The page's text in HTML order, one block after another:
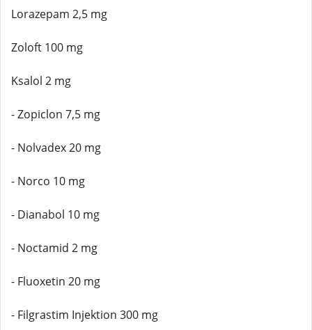
Lorazepam 2,5 mg
Zoloft 100 mg
Ksalol 2 mg
- Zopiclon 7,5 mg
- Nolvadex 20 mg
- Norco 10 mg
- Dianabol 10 mg
- Noctamid 2 mg
- Fluoxetin 20 mg
- Filgrastim Injektion 300 mg